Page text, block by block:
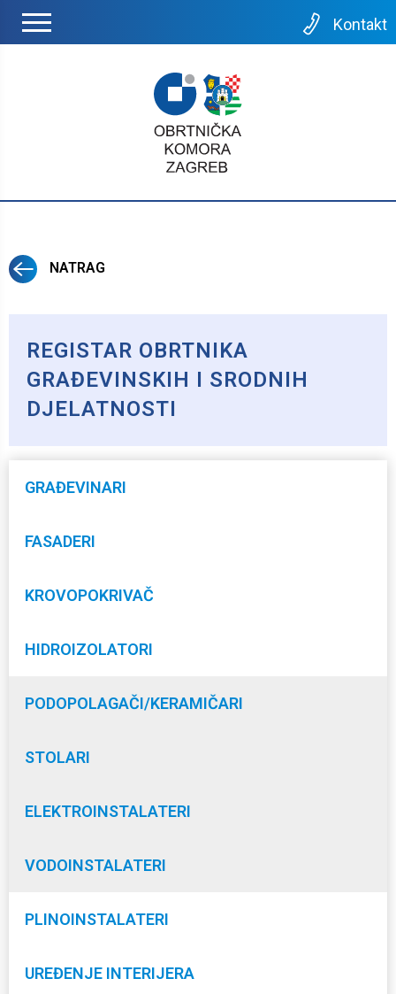
Kontakt
NATRAG
REGISTAR OBRTNIKA
GRAĐEVINSKIH I SRODNIH
DJELATNOSTI
GRAĐEVINARI
FASADERI
KROVOPOKRIVAČ
HIDROIZOLATORI
PODOPOLAGAČI/KERAMIČARI
STOLARI
ELEKTROINSTALATERI
VODOINSTALATERI
PLINOINSTALATERI
UREĐENJE INTERIJERA